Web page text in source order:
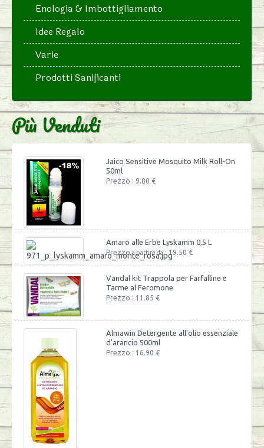
Enologia & Imbottigliamento
Idee Regalo
Varie
Prodotti Sanificanti
Più Venduti
Jaico Sensitive Mosquito Milk Roll-On
50ml
Prezzo : 9.80 €
Amaro alle Erbe Lyskamm 0,5 L
Prezzoa partire da: 19.50 €
Vandal kit Trappola per Farfalline e
Tarme al Feromone
Prezzo : 11.85 €
Almawin Detergente all'olio essenziale
d'arancio 500ml
Prezzo : 16.90 €